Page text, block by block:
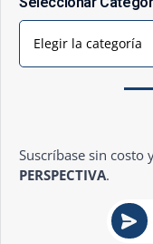
Elegir la categoría
Suscríbase sin costo
PERSPECTIVA.